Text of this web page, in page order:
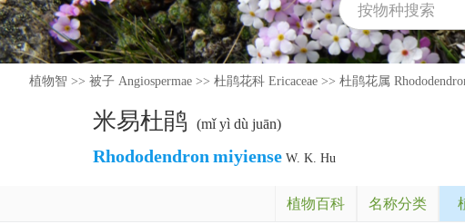
植物智 >> 被子 Angiospermae >> 杜鹃花科 Ericaceae >> 杜鹃花属
米易杜鹃 (mǐ yì dù juān)
Rhododendron miyiense W. K. Hu
植物百科 名称分类